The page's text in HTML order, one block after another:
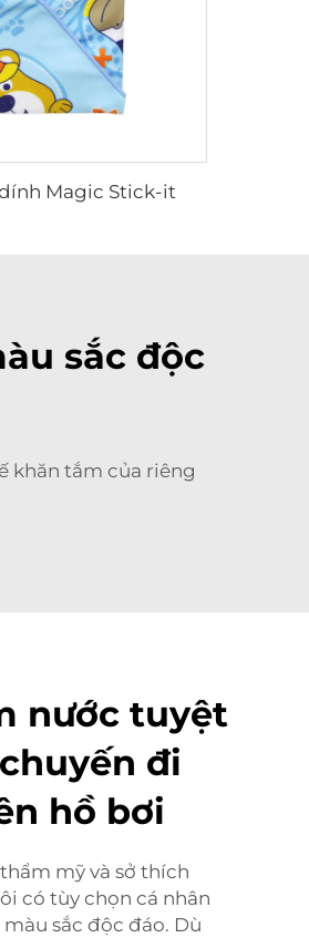
Magic Stick-it
sắc độc
khăn tắm của riêng
nước tuyệt
đi
hồ bơi
mỹ và sở thích
có tùy chọn cá nhân
sắc độc đáo. Dù